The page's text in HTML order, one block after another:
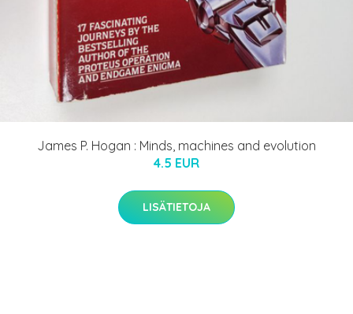
James P. Hogan : Minds, machines and evolution
4.5 EUR
LISÄTIETOJA